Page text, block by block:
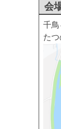
会
千
た